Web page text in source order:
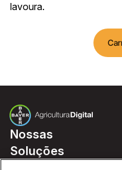
lavoura.
Nossas
Soluções